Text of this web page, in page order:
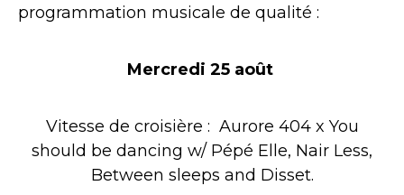
programmation musicale de qualité :
Mercredi 25 août
Vitesse de croisière : Aurore 404 x You
should be dancing w/ Pépé Elle, Nair Less,
Between sleeps and Disset.